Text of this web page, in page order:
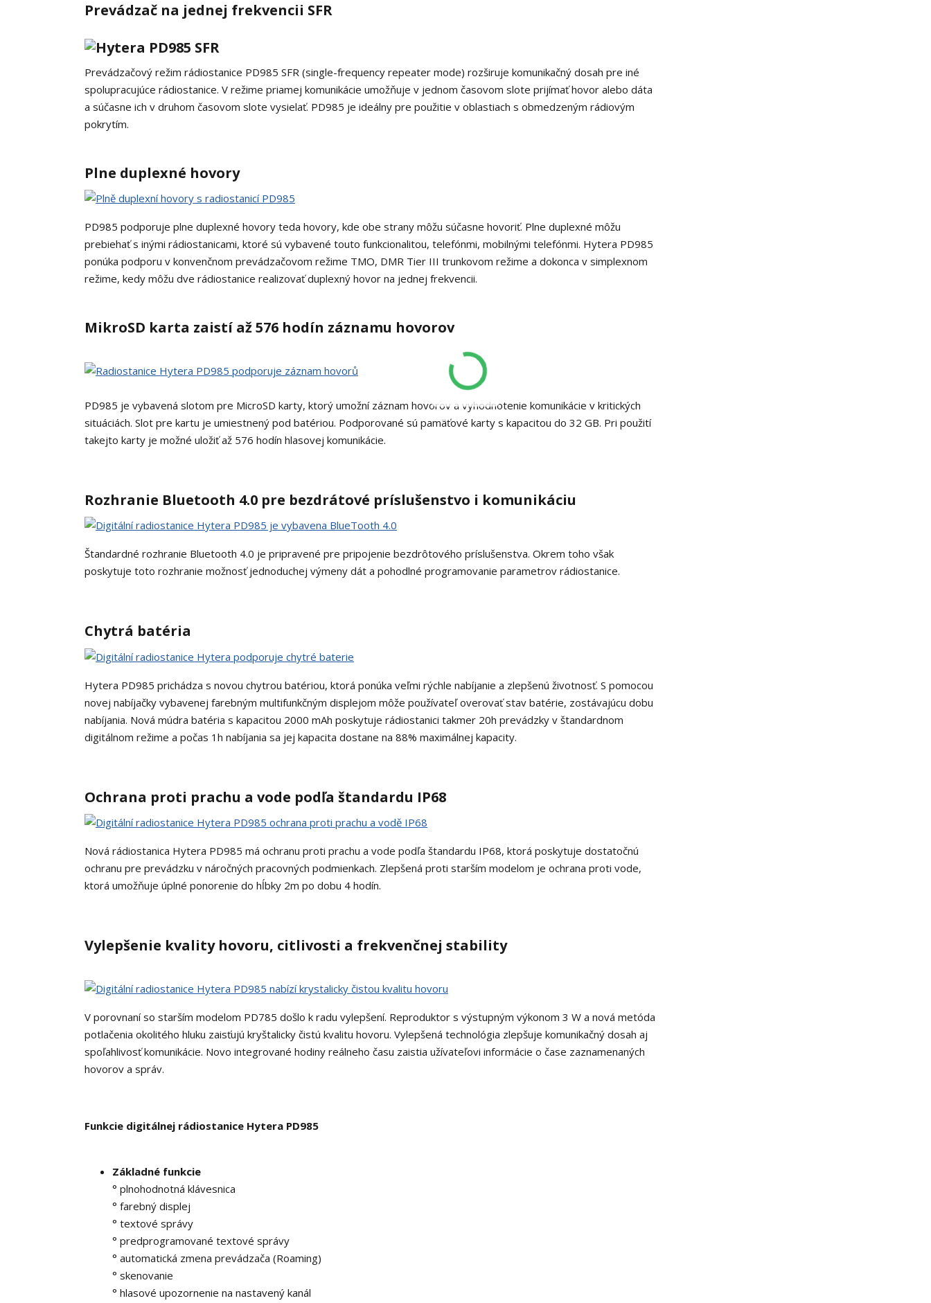
Prevádzač na jednej frekvencii SFR
Prevádzačový režim rádiostanice PD985 SFR (single-frequency repeater mode) rozširuje komunikačný dosah pre iné
spolupracujúce rádiostanice. V režime priamej komunikácie umožňuje v jednom časovom slote prijímať hovor alebo dáta
a súčasne ich v druhom časovom slote vysielať. PD985 je ideálny pre použitie v oblastiach s obmedzeným rádiovým
pokrytím.
Plne duplexné hovory
PD985 podporuje plne duplexné hovory teda hovory, kde obe strany môžu súčasne hovoriť. Plne duplexné môžu
prebiehať s inými rádiostanicami, ktoré sú vybavené touto funkcionalitou, telefónmi, mobilnými telefónmi. Hytera PD985
ponúka podporu v konvenčnom prevádzačovom režime TMO, DMR Tier III trunkovom režime a dokonca v simplexnom
režime, kedy môžu dve rádiostanice realizovať duplexný hovor na jednej frekvencii.
MikroSD karta zaistí až 576 hodín záznamu hovorov
PD985 je vybavená slotom pre MicroSD karty, ktorý umožní záznam hovorov a vyhodnotenie komunikácie v kritických
situáciách. Slot pre kartu je umiestnený pod batériou. Podporované sú pamäťové karty s kapacitou do 32 GB. Pri použití
takejto karty je možné uložiť až 576 hodín hlasovej komunikácie.
Rozhranie Bluetooth 4.0 pre bezdrátové príslušenstvo i komunikáciu
Štandardné rozhranie Bluetooth 4.0 je pripravené pre pripojenie bezdrôtového príslušenstva. Okrem toho však
poskytuje toto rozhranie možnosť jednoduchej výmeny dát a pohodlné programovanie parametrov rádiostanice.
Chytrá batéria
Hytera PD985 prichádza s novou chytrou batériou, ktorá ponúka veľmi rýchle nabíjanie a zlepšenú životnosť. S pomocou
novej nabíjačky vybavenej farebným multifunkčným displejom môže používateľ overovať stav batérie, zostávajúcu dobu
nabíjania. Nová múdra batéria s kapacitou 2000 mAh poskytuje rádiostanici takmer 20h prevádzky v štandardnom
digitálnom režime a počas 1h nabíjania sa jej kapacita dostane na 88% maximálnej kapacity.
Ochrana proti prachu a vode podľa štandardu IP68
Nová rádiostanica Hytera PD985 má ochranu proti prachu a vode podľa štandardu IP68, ktorá poskytuje dostatočnú
ochranu pre prevádzku v náročných pracovných podmienkach. Zlepšená proti starším modelom je ochrana proti vode,
ktorá umožňuje úplné ponorenie do hĺbky 2m po dobu 4 hodín.
Vylepšenie kvality hovoru, citlivosti a frekvenčnej stability
V porovnaní so starším modelom PD785 došlo k radu vylepšení. Reproduktor s výstupným výkonom 3 W a nová metóda
potlačenia okolitého hluku zaisťujú kryštalicky čistú kvalitu hovoru. Vylepšená technológia zlepšuje komunikačný dosah aj
spoľahlivosť komunikácie. Novo integrované hodiny reálneho času zaistia užívateľovi informácie o čase zaznamenaných
hovorov a správ.
Funkcie digitálnej rádiostanice Hytera PD985
Základné funkcie
° plnohodnotná klávesnica
° farebný displej
° textové správy
° predprogramované textové správy
° automatická zmena prevádzača (Roaming)
° skenovanie
° hlasové upozornenie na nastavený kanál